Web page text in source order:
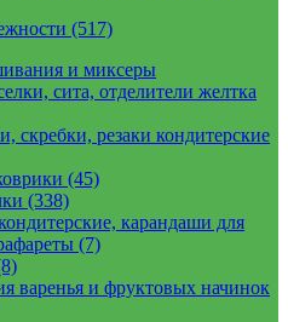
(517)
и миксеры
сита, отделители желтка
скребки, резаки кондитерские
(45)
(338)
карандаши для
(7)
варенья и фруктовых начинок